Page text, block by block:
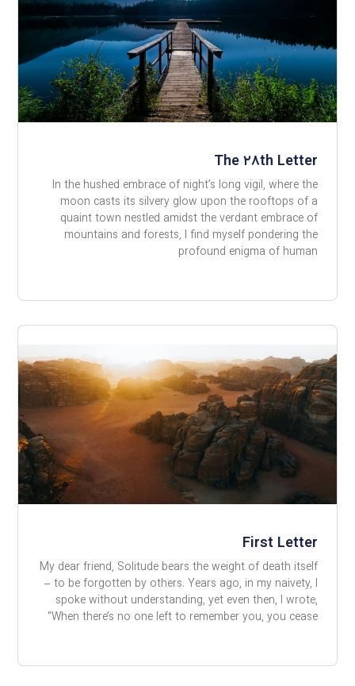
The ۲۸th Letter
In the hushed embrace of night’s long vigil, where the
moon casts its silvery glow upon the rooftops of a
quaint town nestled amidst the verdant embrace of
mountains and forests, I find myself pondering the
profound enigma of human
First Letter
My dear friend, Solitude bears the weight of death itself
– to be forgotten by others. Years ago, in my naivety, I
spoke without understanding, yet even then, I wrote,
“When there’s no one left to remember you, you cease